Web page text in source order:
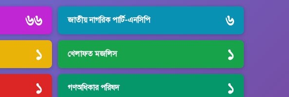
৬৬ জাতীয় নাগরিক পার্টি-এনসিপি ৬
১ খেলাফত মজলিস ১
১ গণঅধিকার পরিষদ ১